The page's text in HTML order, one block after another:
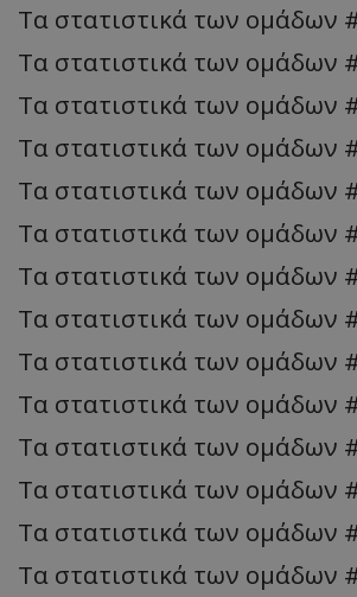
Τα στατιστικά των ομάδων
Τα στατιστικά των ομάδων
Τα στατιστικά των ομάδων
Τα στατιστικά των ομάδων
Τα στατιστικά των ομάδων
Τα στατιστικά των ομάδων
Τα στατιστικά των ομάδων
Τα στατιστικά των ομάδων
Τα στατιστικά των ομάδων
Τα στατιστικά των ομάδων
Τα στατιστικά των ομάδων
Τα στατιστικά των ομάδων
Τα στατιστικά των ομάδων
Τα στατιστικά των ομάδων